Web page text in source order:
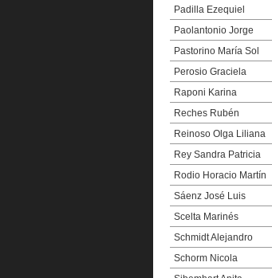
Padilla Ezequiel
Paolantonio Jorge
Pastorino María Sol
Perosio Graciela
Raponi Karina
Reches Rubén
Reinoso Olga Liliana
Rey Sandra Patricia
Rodio Horacio Martín
Sáenz José Luis
Scelta Marinés
Schmidt Alejandro
Schorm Nicola